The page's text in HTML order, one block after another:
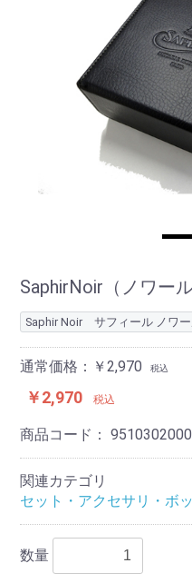
SaphirNoir（ノワー
Saphir Noir サフィール ノワ
通常価格：￥2,970 税込
￥2,970 税込
商品コード：9510302000
関連カテゴリ
セット・アクセサリ・ボ
数量